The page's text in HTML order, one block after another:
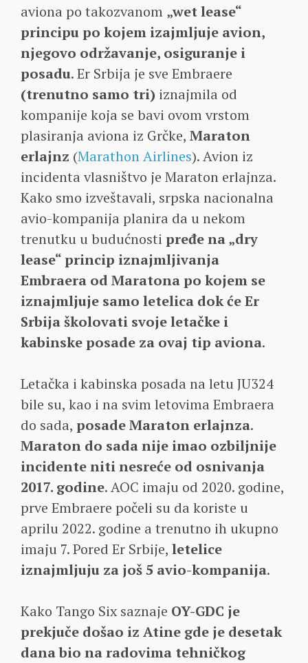
aviona po takozvanom „wet lease“
principu po kojem izajmljuje avion,
njegovo održavanje, osiguranje i
posadu. Er Srbija je sve Embraere
(trenutno samo tri) iznajmila od
kompanije koja se bavi ovom vrstom
plasiranja aviona iz Grčke, Maraton
erlajnz (Marathon Airlines). Avion iz
incidenta vlasništvo je Maraton erlajnza.
Kako smo izveštavali, srpska nacionalna
avio-kompanija planira da u nekom
trenutku u budućnosti pređe na „dry
lease“ princip iznajmljivanja
Embraera od Maratona po kojem se
iznajmljuje samo letelica dok će Er
Srbija školovati svoje letačke i
kabinske posade za ovaj tip aviona.
Letačka i kabinska posada na letu JU324
bile su, kao i na svim letovima Embraera
do sada, posade Maraton erlajnza.
Maraton do sada nije imao ozbiljnije
incidente niti nesreće od osnivanja
2017. godine. AOC imaju od 2020. godine,
prve Embraere počeli su da koriste u
aprilu 2022. godine a trenutno ih ukupno
imaju 7. Pored Er Srbije, letelice
iznajmljuju za još 5 avio-kompanija.
Kako Tango Six saznaje OY-GDC je
prekjuče došao iz Atine gde je desetak
dana bio na radovima tehničkog